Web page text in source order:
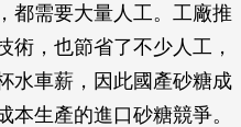
都需要大量人工。工廠推
術，也節省了不少人工，
水車薪，因此國產砂糖成
生產的進口砂糖競爭。